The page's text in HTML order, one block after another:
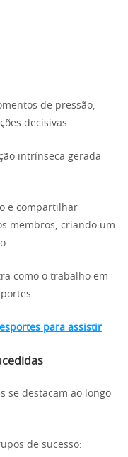
de pressão,
decisivas.
intrínseca gerada
e compartilhar
membros, criando um
como o trabalho em
para assistir
se destacam ao longo
de sucesso: